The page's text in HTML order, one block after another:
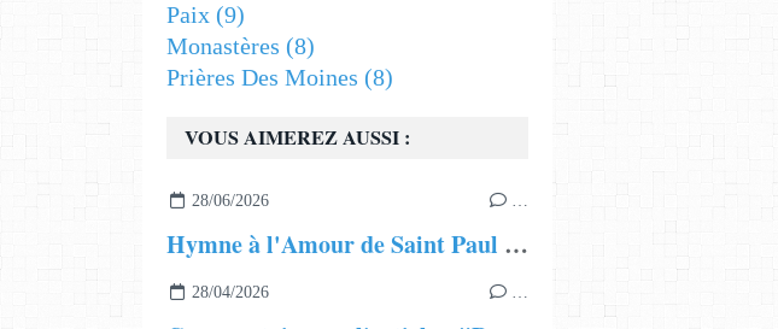
VOUS AIMEREZ AUSSI :
28/06/2026 …
Hymne à l'Amour de Saint Paul Apôtre
28/04/2026 …
Paix (9)
Monastères (8)
Prières Des Moines (8)